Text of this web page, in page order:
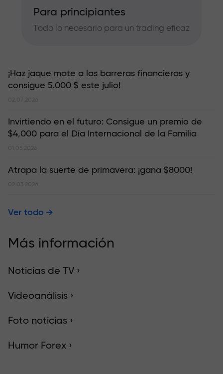
Para principiantes
Todo lo necesario para un trading eficaz
¡Haz jaque mate a las barreras financieras y
consigue 5.000 $ este julio!
02.07.2026
Invirtiendo en el futuro: Consigue un premio de
$4,000 para el Día Internacional de la Familia
01.05.2026
Atrapa la suerte de primavera: ¡gana $8000!
02.03.2026
Ver todo
Más información
Noticias de TV ›
Videoanálisis ›
Foto noticias ›
Humor Forex ›